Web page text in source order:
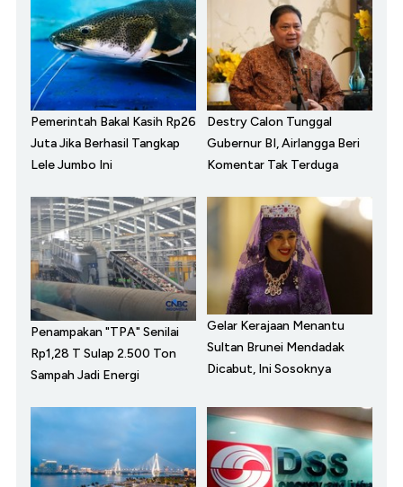
Pemerintah Bakal Kasih Rp26
Juta Jika Berhasil Tangkap
Lele Jumbo Ini
Destry Calon Tunggal
Gubernur BI, Airlangga Beri
Komentar Tak Terduga
Penampakan "TPA" Senilai
Rp1,28 T Sulap 2.500 Ton
Sampah Jadi Energi
Gelar Kerajaan Menantu
Sultan Brunei Mendadak
Dicabut, Ini Sosoknya